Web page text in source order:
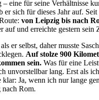
– eine für seine Verhältnisse
er sich für dieses Jahr auf. Seit
von Leipzig bis nach
auf und erreichte gestern sein
er selbst, daher musste
Auf stolze 900
sein. Was für eine
unvorstellbar lang. Erst als
Ja, wenn ich nur lange
nach Rom.